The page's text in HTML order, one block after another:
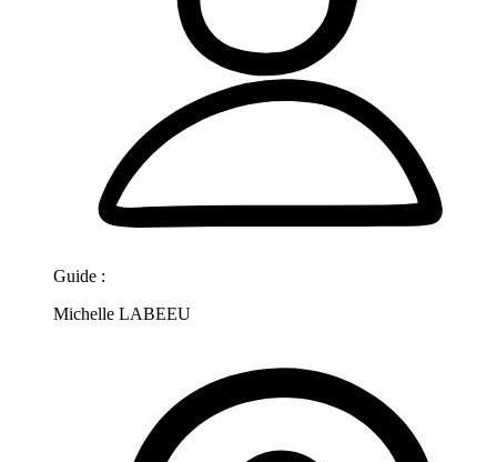
Guide :
Michelle LABEEU